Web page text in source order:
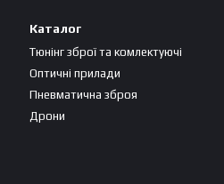
Каталог
Тюнінг зброї та комлектуючі
Оптичні прилади
Пневматична зброя
Дрони